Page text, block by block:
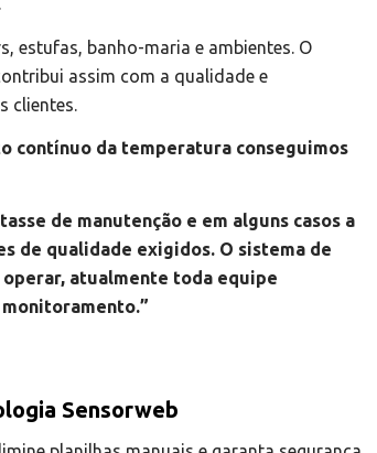
estufas, banho-maria e ambientes. O
assim com a qualidade e
clientes.
contínuo da temperatura conseguimos
de manutenção e em alguns casos a
de qualidade exigidos. O sistema de
atualmente toda equipe
Sensorweb